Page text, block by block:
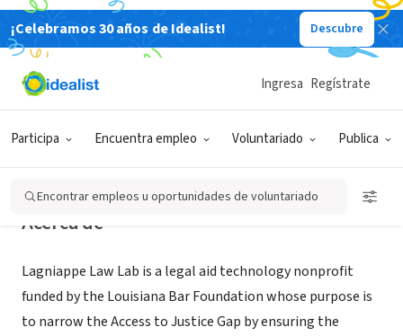
¡Celebramos 30 años de Idealist! Descubre
Participa Encuentra empleo Voluntariado Publica
Ingresa Regístrate
Encontrar empleos u oportunidades de voluntariado
ORGANIZACIÓN SIN FIN DE LUCRO
Lagniappe Law Lab
Acerca de
Lagniappe Law Lab is a legal aid technology nonprofit
funded by the Louisiana Bar Foundation whose purpose is
to narrow the Access to Justice Gap by ensuring the